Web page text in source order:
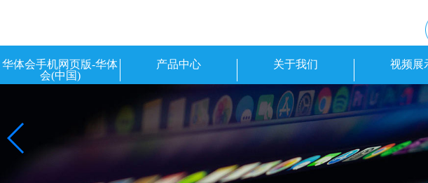
华体会手机网页版-华体
会(中国)
产品中心 关于我们 视频展